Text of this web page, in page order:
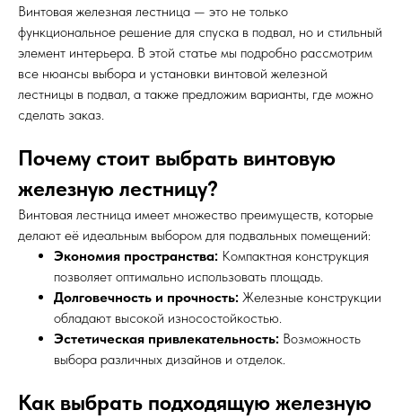
Винтовая железная лестница — это не только
функциональное решение для спуска в подвал, но и стильный
элемент интерьера. В этой статье мы подробно рассмотрим
все нюансы выбора и установки винтовой железной
лестницы в подвал, а также предложим варианты, где можно
сделать заказ.
Почему стоит выбрать винтовую
железную лестницу?
Винтовая лестница имеет множество преимуществ, которые
делают её идеальным выбором для подвальных помещений:
Экономия пространства: Компактная конструкция
позволяет оптимально использовать площадь.
Долговечность и прочность: Железные конструкции
обладают высокой износостойкостью.
Эстетическая привлекательность: Возможность
выбора различных дизайнов и отделок.
Как выбрать подходящую железную